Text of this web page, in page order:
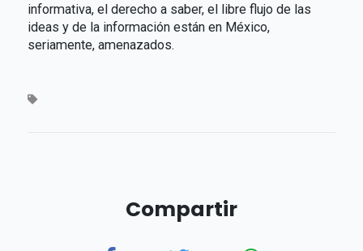
informativa, el derecho a saber, el libre flujo de las
ideas y de la información están en México,
seriamente, amenazados.
Compartir